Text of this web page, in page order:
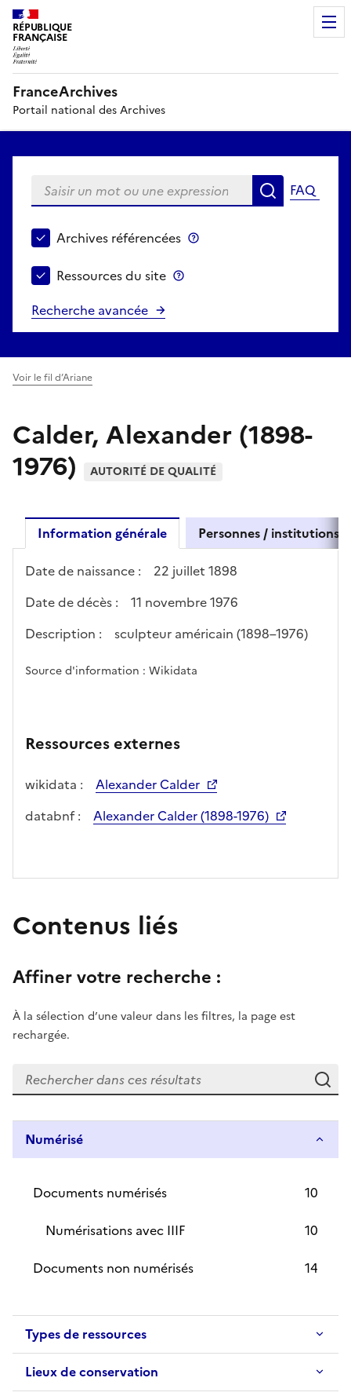
RÉPUBLIQUE
FRANÇAISE
FranceArchives
Portail national des Archives
Saisir un mot ou une expression Rechercher
FAQ
Choisir le périmètre de recherche
Archives référencées
Ressources du site
Recherche avancée
Voir le fil d’Ariane
Calder, Alexander (1898-
1976)
AUTORITÉ DE QUALITÉ
Information générale
Personnes / institutions
Date de naissance :
22 juillet 1898
Date de décès :
11 novembre 1976
Description :
sculpteur américain (1898–1976)
Source d'information : Wikidata
Ressources externes
wikidata :
Alexander Calder
databnf :
Alexander Calder (1898-1976)
Contenus liés
Affiner votre recherche :
À la sélection d’une valeur dans les filtres, la page est
rechargée.
Numérisé
Documents numérisés
10
Numérisations avec IIIF
10
Documents non numérisés
14
Types de ressources
Lieux de conservation